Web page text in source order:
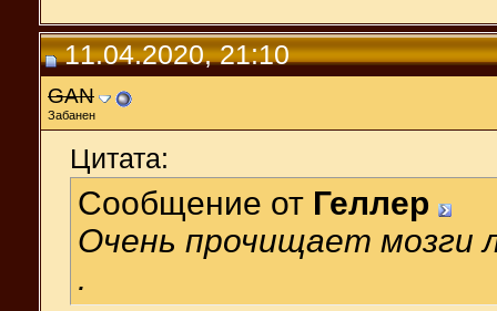
11.04.2020, 21:10
GAN
Забанен
Цитата:
Сообщение от Геллер
Очень прочищает
.